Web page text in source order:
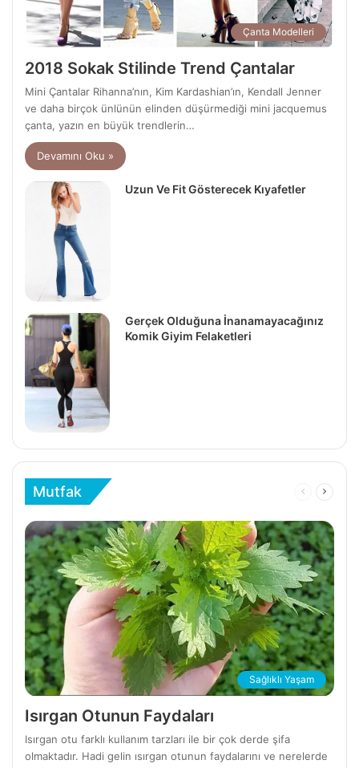
Çanta Modelleri
2018 Sokak Stilinde Trend Çantalar
Mini Çantalar Rihanna’nın, Kim Kardashian’ın, Kendall Jenner
ve daha birçok ünlünün elinden düşürmediği mini jacquemus
çanta, yazın en büyük trendlerin…
Devamını Oku »
Uzun Ve Fit Gösterecek Kıyafetler
Gerçek Olduğuna İnanamayacağınız
Komik Giyim Felaketleri
Mutfak
ÖncekiSonraki
Sağlıklı Yaşam
Isırgan Otunun Faydaları
Isırgan otu farklı kullanım tarzları ile bir çok derde şifa
olmaktadır. Hadi gelin ısırgan otunun faydalarını ve nerelerde